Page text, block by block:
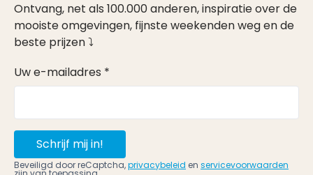
Ontvang, net als 100.000 anderen, inspiratie over de
mooiste omgevingen, fijnste weekenden weg en de
beste prijzen ⤵
Uw e-mailadres *
Schrijf mij in!
Beveiligd door reCaptcha,privacybeleid en servicevoorwaarden